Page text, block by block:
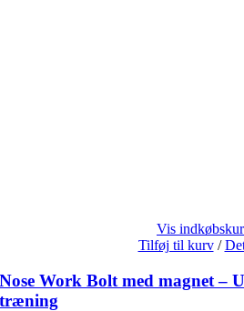
Vis
Tilføj til kurv /
Nose Work Bolt med magnet –
træning